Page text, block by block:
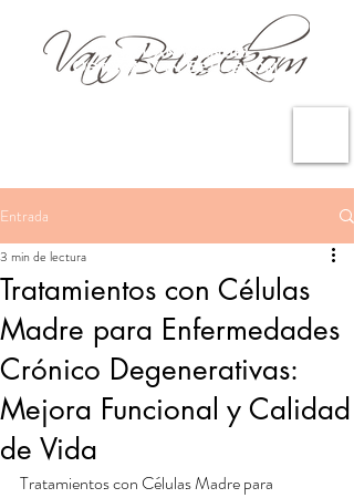
Entrada
Tratamientos con Células
Madre para Enfermedades
Crónico Degenerativas:
Mejora Funcional y Calidad
de Vida
3 min de lectura
Tratamientos con Células Madre para